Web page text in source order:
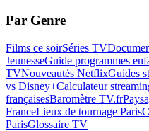
Par Genre
Films ce soirSéries TV
JeunesseGuide programmes
TVNouveautés NetflixGuides
vs Disney+Calculateur
françaisesBaromètre TV.fr
FranceLieux de tournage Paris
ParisGlossaire TV